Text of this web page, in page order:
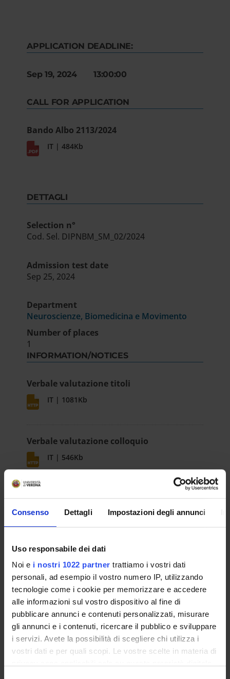
Consenso Dettagli Impostazioni degli annunci
Uso responsabile dei dati
Noi e i nostri 1022 partner trattiamo i vostri dati
personali, ad esempio il vostro numero IP, utilizzando
tecnologie come i cookie per memorizzare e accedere
alle informazioni sul vostro dispositivo al fine di
pubblicare annunci e contenuti personalizzati, misurare
gli annunci e i contenuti, ricercare il pubblico e sviluppare
i servizi. Avete la possibilità di scegliere chi utilizza i
vostri dati e per quali scopi. Le vostre scelte in materia di
APPLICATION DEADLINE:
Sep 19, 2024 13:00:00
CALL FOR APPLICATION
Bando Albo 2113/2024
IT | 484Kb
DETTAGLI
Selection n°
Cod. Sel. DIPNBM_SM_02/2024
Admission test date
Sep 25, 2024
Department
Neuroscienze, Biomedicina e Movimento
Number of places
1
INFORMATION/NOTICES
Verbale valutazione titoli
IT | 1081Kb
Verbale valutazione colloquio
IT | 546Kb
RESULT/RANKING LISTS
Provvedimento Direttoriale Graduatoria
Provvedimento Direttoriale Graduatoria
Valutazione finale